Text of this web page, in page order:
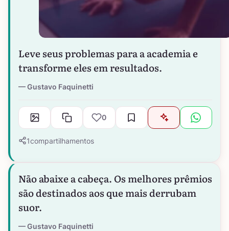
Leve seus problemas para a academia e
transforme eles em resultados.
Gustavo Faquinetti
0
1compartilhamentos
Não abaixe a cabeça. Os melhores prêmios
são destinados aos que mais derrubam
suor.
Gustavo Faquinetti